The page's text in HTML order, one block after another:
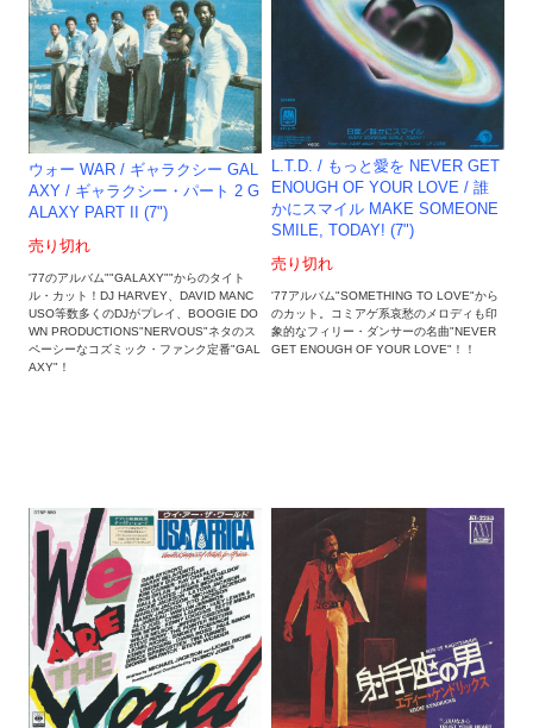
ウォー WAR / ギャラクシー GAL
AXY / ギャラクシー・パート 2 G
ALAXY PART II (7")
売り切れ
'77のアルバム""GALAXY""からのタイト
ル・カット！DJ HARVEY、DAVID MANC
USO等数多くのDJがプレイ、BOOGIE DO
WN PRODUCTIONS"NERVOUS"ネタのス
ペーシーなコズミック・ファンク定番"GAL
AXY"！
L.T.D. / もっと愛を NEVER GET
ENOUGH OF YOUR LOVE / 誰
かにスマイル MAKE SOMEONE
SMILE, TODAY! (7")
売り切れ
'77アルバム"SOMETHING TO LOVE"から
のカット。コミアゲ系哀愁のメロディも印
象的なフィリー・ダンサーの名曲"NEVER
GET ENOUGH OF YOUR LOVE"！！